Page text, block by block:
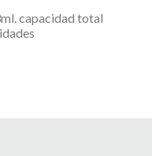
capacidad total